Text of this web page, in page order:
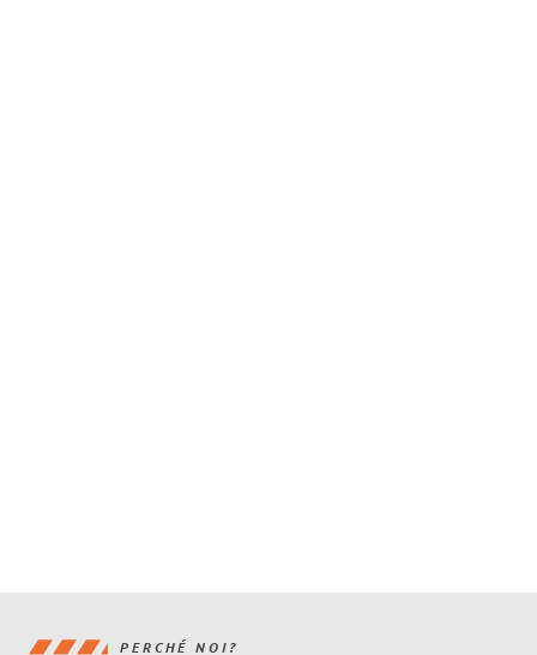
PERCHÉ NOI?